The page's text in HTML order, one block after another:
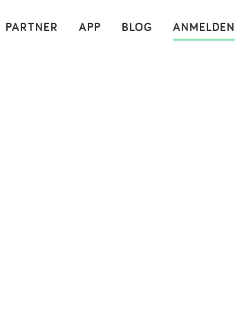
ANMELDEN
BLOG
APP
PARTNER ×